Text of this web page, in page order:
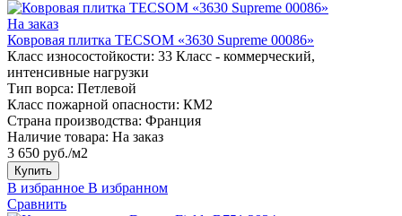
На заказ
Ковровая плитка TECSOM «3630 Supreme 00086»
Класс износостойкости: 33 Класс - коммерческий,
интенсивные нагрузки
Тип ворса: Петлевой
Класс пожарной опасности: КМ2
Страна производства: Франция
Наличие товара: На заказ
3 650 руб./м2
Купить
В избранное В избранном
Сравнить